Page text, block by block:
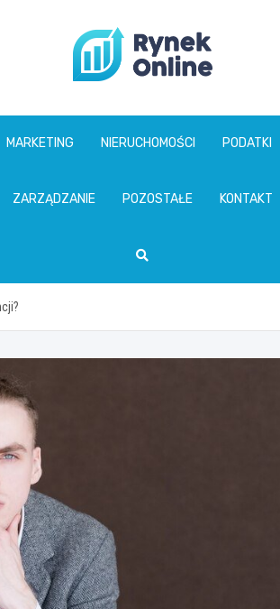
MARKETING NIERUCHOMOŚCI PODATKI
ZARZĄDZANIE POZOSTAŁE KONTAKT